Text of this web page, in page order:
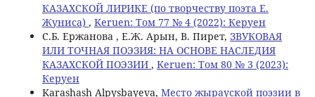
КАЗАХСКОЙ ЛИРИКЕ (по творчеству поэта Е.
Жуниса) , Keruen: Том 77 № 4 (2022): Керуен
С.Б. Ержанова , Е.Ж. Арын, В. Пирет, ЗВУКОВАЯ
ИЛИ ТОЧНАЯ ПОЭЗИЯ: НА ОСНОВЕ НАСЛЕДИЯ
КАЗАХСКОЙ ПОЭЗИИ , Keruen: Том 80 № 3 (2023):
Керуен
Karashash Alpysbayeva, Место жырауской поэзии в